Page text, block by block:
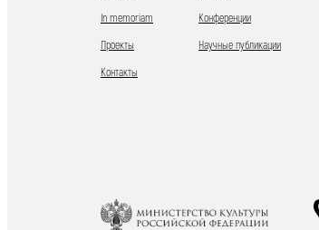
In memoriam
Проекты
Контакты
Конференции
Научные публикации